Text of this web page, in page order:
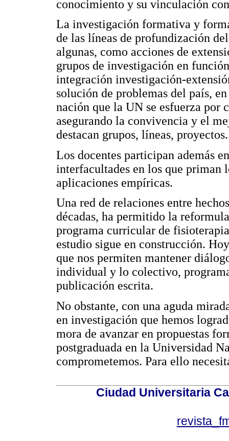
conocimiento y su vinculación
La investigación formativa y
de las líneas de profundización
algunas, como acciones de
grupos de investigación en
integración investigación-
solución de problemas del país,
nación que la UN se esfuerza por
asegurando la convivencia y el
destacan grupos, líneas,
Los docentes participan además
interfacultades en los que priman
aplicaciones empíricas.
Una red de relaciones entre
décadas, ha permitido la
programa curricular de
estudio sigue en construcción.
que nos permiten mantener
individual y lo colectivo,
publicación escrita.
No obstante, con una aguda
en investigación que hemos
mora de avanzar en propuestas
postgraduada en la Universidad
comprometemos. Para ello
Ciudad Universitaria